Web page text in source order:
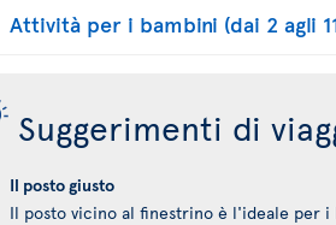
Attività per i bambini (dai 2 agli
Suggerimenti di
Il posto giusto
Il posto vicino al finestrino è l'ideale per